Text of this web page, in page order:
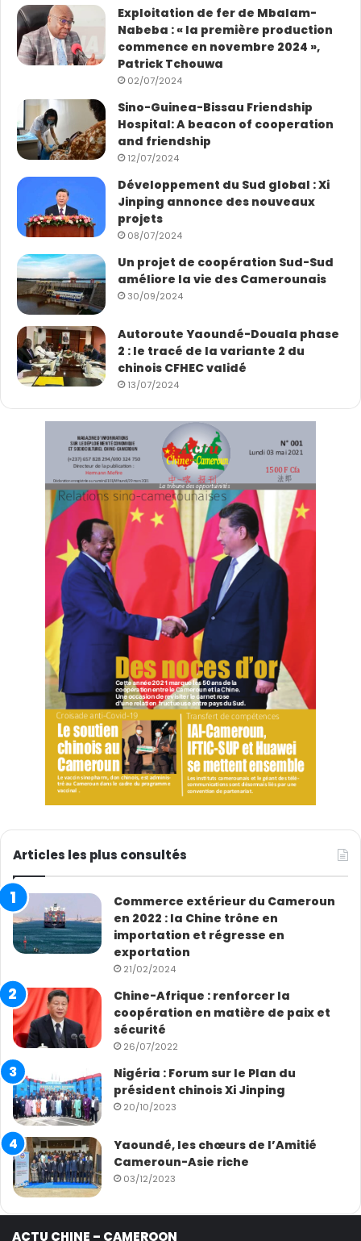
Exploitation de fer de Mbalam-
Nabeba : « la première production
commence en novembre 2024 »,
Patrick Tchouwa
02/07/2024
Sino-Guinea-Bissau Friendship
Hospital: A beacon of cooperation
and friendship
12/07/2024
Développement du Sud global : Xi
Jinping annonce des nouveaux
projets
08/07/2024
Un projet de coopération Sud-Sud
améliore la vie des Camerounais
30/09/2024
Autoroute Yaoundé-Douala phase
2 : le tracé de la variante 2 du
chinois CFHEC validé
13/07/2024
Articles les plus consultés
Commerce extérieur du Cameroun
en 2022 : la Chine trône en
importation et régresse en
exportation
21/02/2024
Chine-Afrique : renforcer la
coopération en matière de paix et
sécurité
26/07/2022
Nigéria : Forum sur le Plan du
président chinois Xi Jinping
20/10/2023
Yaoundé, les chœurs de l’Amitié
Cameroun-Asie riche
03/12/2023
ACTU CHINE – CAMEROON